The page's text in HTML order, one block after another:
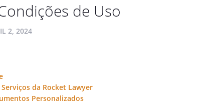
de Uso
2, 2024
da Rocket Lawyer
Personalizados